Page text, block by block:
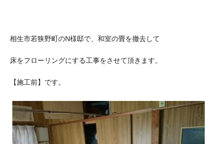
相生市若狭野町のN様邸で、和室の畳を撤去して
床をフローリングにする工事をさせて頂きます。
【施工前】です。